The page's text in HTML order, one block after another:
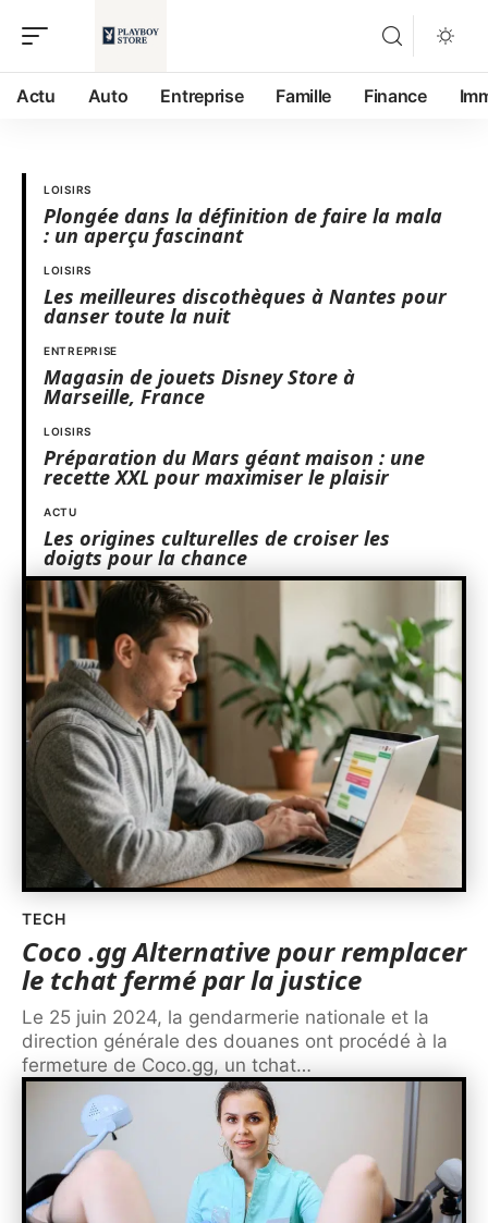
Actu Auto Entreprise Famille Finance
LOISIRS
Plongée dans la définition de faire la mala
: un aperçu fascinant
LOISIRS
Les meilleures discothèques à Nantes pour
danser toute la nuit
ENTREPRISE
Magasin de jouets Disney Store à
Marseille, France
LOISIRS
Préparation du Mars géant maison : une
recette XXL pour maximiser le plaisir
ACTU
Les origines culturelles de croiser les
doigts pour la chance
TECH
Coco .gg Alternative pour remplacer
le tchat fermé par la justice
Le 25 juin 2024, la gendarmerie nationale et la
direction générale des douanes ont procédé à la
fermeture de Coco.gg, un tchat…